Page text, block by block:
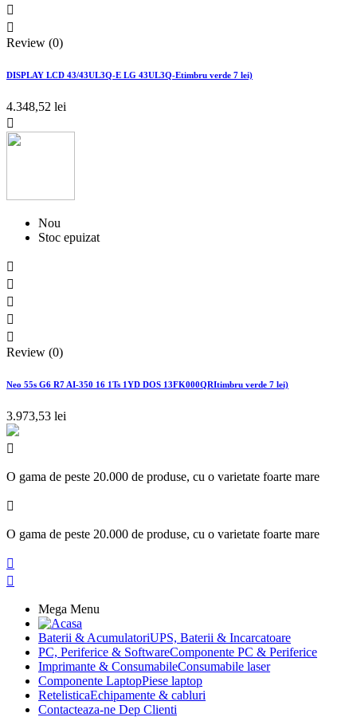


Review (0)
DISPLAY LCD 43/43UL3Q-E LG 43UL3Q-Etimbru verde 7 lei)
4.348,52 lei

Nou
Stoc epuizat





Review (0)
Neo 55s G6 R7 AI-350 16 1Ts 1YD DOS 13FK000QRItimbru verde 7 lei)
3.973,53 lei

O gama de peste 20.000 de produse, cu o varietate foarte mare

O gama de peste 20.000 de produse, cu o varietate foarte mare


Mega Menu
Baterii & AcumulatoriUPS, Baterii & Incarcatoare
PC, Periferice & SoftwareComponente PC & Periferice
Imprimante & ConsumabileConsumabile laser
Componente LaptopPiese laptop
RetelisticaEchipamente & cabluri
Contacteaza-ne Dep Clienti